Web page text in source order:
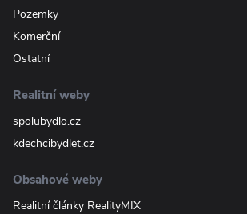
Pozemky
Komerční
Ostatní
Realitní weby
spolubydlo.cz
kdechcibydlet.cz
Obsahové weby
Realitní články RealityMIX